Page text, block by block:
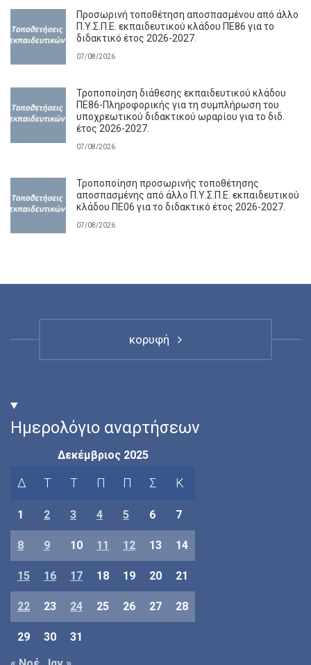
Προσωρινή τοποθέτηση αποσπασμένου από άλλο
Π.Υ.Σ.Π.Ε. εκπαιδευτικού κλάδου ΠΕ86 για το
διδακτικό έτος 2026-2027.
07/08/2026
Τροποποίηση διάθεσης εκπαιδευτικού κλάδου
ΠΕ86-Πληροφορικής για τη συμπλήρωση του
υποχρεωτικού διδακτικού ωραρίου για το διδ.
έτος 2026-2027.
07/08/2026
Τροποποίηση προσωρινής τοποθέτησης
αποσπασμένης από άλλο Π.Υ.Σ.Π.Ε. εκπαιδευτικού
κλάδου ΠΕ06 για το διδακτικό έτος 2026-2027.
07/08/2026
κορυφή
Ημερολόγιο αναρτήσεων
Δεκέμβριος 2025
Δ Τ Τ Π Π Σ Κ
1 2 3 4 5 6 7
8 9 10 11 12 13 14
15 16 17 18 19 20 21
22 23 24 25 26 27 28
29 30
31